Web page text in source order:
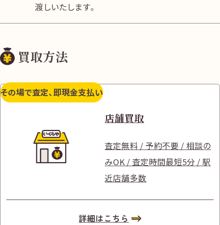
渡しいたします。
買取方法
その場で査定、即現金支払い
店舗買取
査定無料 / 予約不要 / 相談の
みOK / 査定時間最短5分 / 駅
近店舗多数
詳細はこちら